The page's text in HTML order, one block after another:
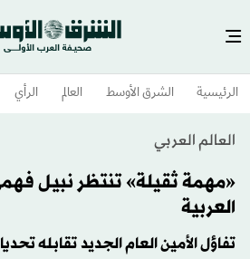
الرئيسية الشرق الأوسط​ العالم الرأي
العالم العربي
«مهمة ثقيلة» تنتظر نبيل
العربية
تفاؤل الأمين العام الجديد تقابله